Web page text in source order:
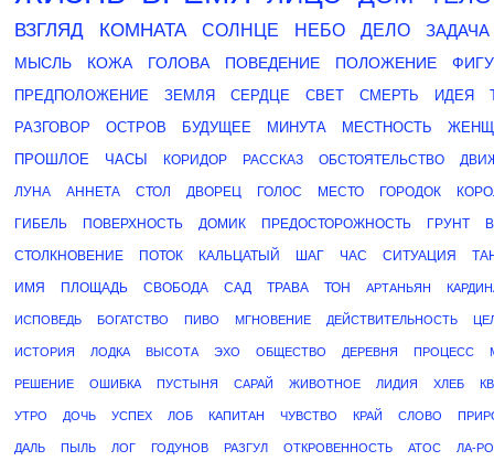
ВЗГЛЯД КОМНАТА СОЛНЦЕ НЕБО ДЕЛО ЗАДАЧА
МЫСЛЬ КОЖА ГОЛОВА ПОВЕДЕНИЕ ПОЛОЖЕНИЕ
ПРЕДПОЛОЖЕНИЕ ЗЕМЛЯ СЕРДЦЕ СВЕТ СМЕРТЬ ИДЕЯ
РАЗГОВОР
ОСТРОВ БУДУЩЕЕ МИНУТА МЕСТНОСТЬ
ПРОШЛОЕ
ЧАСЫ КОРИДОР РАССКАЗ ОБСТОЯТЕЛЬСТВО
ЛУНА АННЕТА СТОЛ ДВОРЕЦ ГОЛОС МЕСТО ГОРОДОК
ГИБЕЛЬ ПОВЕРХНОСТЬ ДОМИК ПРЕДОСТОРОЖНОСТЬ ГРУНТ
СТОЛКНОВЕНИЕ ПОТОК КАЛЬЦАТЫЙ ШАГ ЧАС СИТУАЦИЯ
ИМЯ ПЛОЩАДЬ СВОБОДА САД ТРАВА ТОН АРТАНЬЯН
ИСПОВЕДЬ БОГАТСТВО ПИВО МГНОВЕНИЕ ДЕЙСТВИТЕЛЬНОСТЬ
ИСТОРИЯ ЛОДКА ВЫСОТА ЭХО ОБЩЕСТВО ДЕРЕВНЯ ПРОЦЕСС
РЕШЕНИЕ ОШИБКА ПУСТЫНЯ САРАЙ ЖИВОТНОЕ ЛИДИЯ ХЛЕБ
УТРО ДОЧЬ УСПЕХ ЛОБ КАПИТАН ЧУВСТВО КРАЙ СЛОВО
ДАЛЬ ПЫЛЬ ЛОГ ГОДУНОВ РАЗГУЛ ОТКРОВЕННОСТЬ АТОС ЛА-